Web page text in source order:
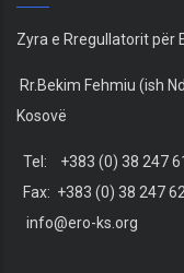
Zyra e Rregullatorit për
Rr.Bekim Fehmiu (ish
Kosovë
Tel: +383 (0) 38 247
Fax: +383 (0) 38 247
info@ero-ks.org